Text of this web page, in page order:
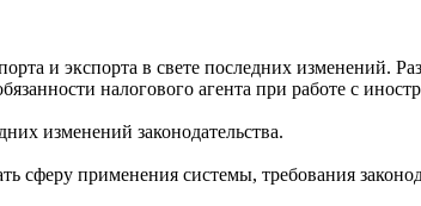
и экспорта в свете последних изменений.
налогового агента при работе с
изменений законодательства.
применения системы, требования